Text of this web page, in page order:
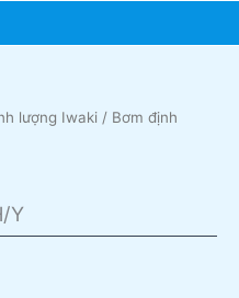
lượng Iwaki / Bơm định
Y